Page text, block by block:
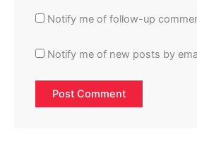
Notify me of follow-up
Notify me of new posts by